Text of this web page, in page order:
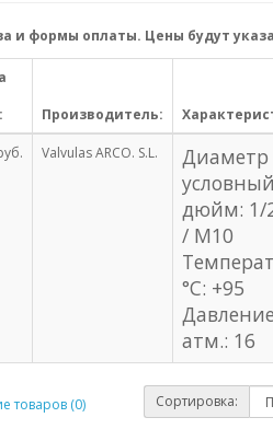
и формы оплаты. Цены будут
Производитель:
Valvulas ARCO. S.L.
Диаметр
дюйм: 1/
/ M10
°С: +95
атм.: 16
товаров (0) Сортировка: